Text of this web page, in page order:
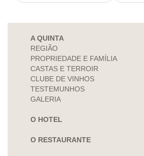
A QUINTA
REGIÃO
PROPRIEDADE E FAMÍLIA
CASTAS E TERROIR
CLUBE DE VINHOS
TESTEMUNHOS
GALERIA
O HOTEL
O RESTAURANTE